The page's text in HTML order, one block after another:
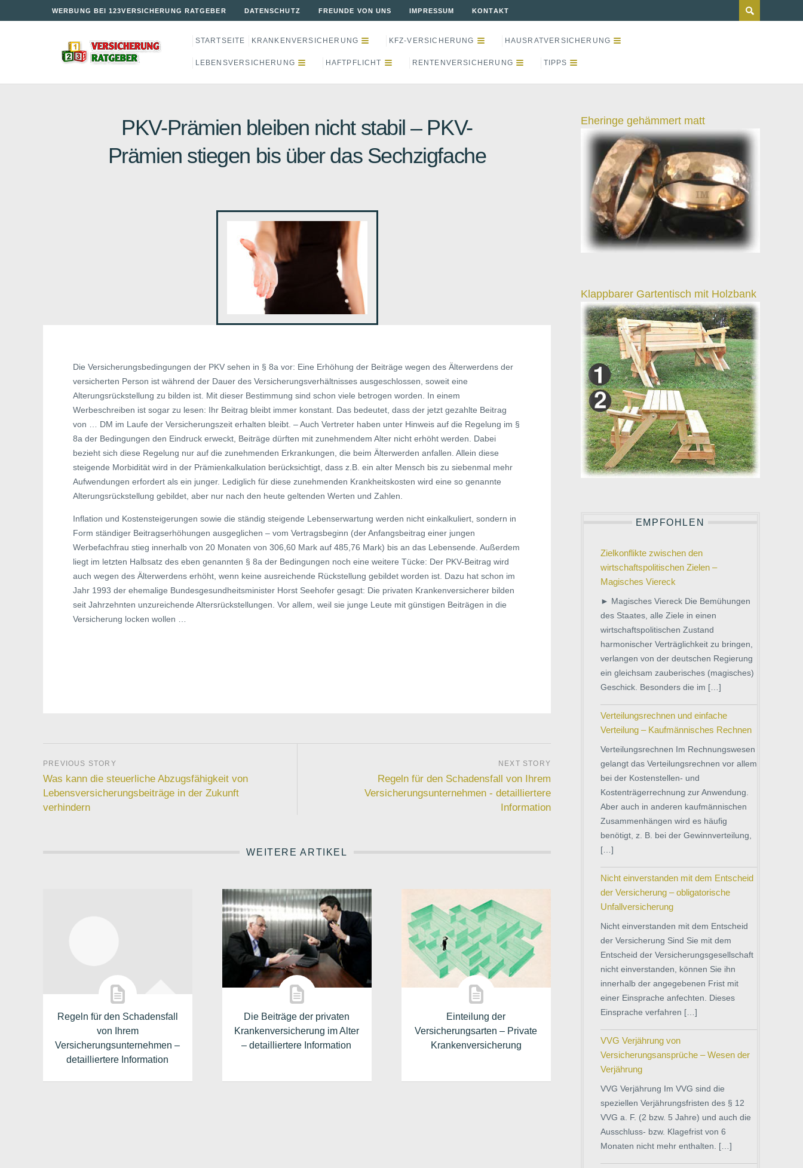
WERBUNG BEI 123VERSICHERUNG RATGEBER DATENSCHUTZ FREUNDE VON UNS IMPRESSUM KONTAKT
STARTSEITE KRANKENVERSICHERUNG KFZ-VERSICHERUNG HAUSRATVERSICHERUNG
LEBENSVERSICHERUNG HAFTPFLICHT RENTENVERSICHERUNG TIPPS
PKV-Prämien bleiben nicht stabil – PKV-
Prämien stiegen bis über das Sechzigfache
Die Versicherungsbedingungen der PKV sehen in § 8a vor: Eine Erhöhung der Beiträge wegen des Älterwerdens der
versicherten Person ist während der Dauer des Versicherungsverhältnisses ausgeschlossen, soweit eine
Alterungsrückstellung zu bilden ist. Mit dieser Bestimmung sind schon viele betrogen worden. In einem
Werbeschreiben ist sogar zu lesen: Ihr Beitrag bleibt immer konstant. Das bedeutet, dass der jetzt gezahlte Beitrag
von … DM im Laufe der Versicherungszeit erhalten bleibt. – Auch Vertreter haben unter Hinweis auf die Regelung im §
8a der Bedingungen den Eindruck erweckt, Beiträge dürften mit zunehmendem Alter nicht erhöht werden. Dabei
bezieht sich diese Regelung nur auf die zunehmenden Erkrankungen, die beim Älterwerden anfallen. Allein diese
steigende Morbidität wird in der Prämienkalkulation berücksichtigt, dass z.B. ein alter Mensch bis zu siebenmal mehr
Aufwendungen erfordert als ein junger. Lediglich für diese zunehmenden Krankheitskosten wird eine so genannte
Alterungsrückstellung gebildet, aber nur nach den heute geltenden Werten und Zahlen.
Inflation und Kostensteigerungen sowie die ständig steigende Lebenserwartung werden nicht einkalkuliert, sondern in
Form ständiger Beitragserhöhungen ausgeglichen – vom Vertragsbeginn (der Anfangsbeitrag einer jungen
Werbefachfrau stieg innerhalb von 20 Monaten von 306,60 Mark auf 485,76 Mark) bis an das Lebensende. Außerdem
liegt im letzten Halbsatz des eben genannten § 8a der Bedingungen noch eine weitere Tücke: Der PKV-Beitrag wird
auch wegen des Älterwerdens erhöht, wenn keine ausreichende Rückstellung gebildet worden ist. Dazu hat schon im
Jahr 1993 der ehemalige Bundesgesundheitsminister Horst Seehofer gesagt: Die privaten Krankenversicherer bilden
seit Jahrzehnten unzureichende Altersrückstellungen. Vor allem, weil sie junge Leute mit günstigen Beiträgen in die
Versicherung locken wollen …
Was kann die steuerliche Abzugsfähigkeit von
Lebensversicherungsbeiträge in der Zukunft
verhindern
Regeln für den Schadensfall von Ihrem
Versicherungsunternehmen - detailliertere
Information
WEITERE ARTIKEL
Regeln für den Schadensfall
von Ihrem
Versicherungsunternehmen –
detailliertere Information
Die Beiträge der privaten
Krankenversicherung im Alter
– detailliertere Information
Einteilung der
Versicherungsarten – Private
Krankenversicherung
Eheringe gehämmert matt
Klappbarer Gartentisch mit Holzbank
EMPFOHLEN
Zielkonflikte zwischen den
wirtschaftspolitischen Zielen –
Magisches Viereck
► Magisches Viereck Die Bemühungen
des Staates, alle Ziele in einen
wirtschaftspolitischen Zustand
harmonischer Verträglichkeit zu bringen,
verlangen von der deutschen Regierung
ein gleichsam zauberisches (magisches)
Geschick. Besonders die im […]
Verteilungsrechnen und einfache
Verteilung – Kaufmännisches Rechnen
Verteilungsrechnen Im Rechnungswesen
gelangt das Verteilungsrechnen vor allem
bei der Kostenstellen- und
Kostenträgerrechnung zur Anwendung.
Aber auch in anderen kaufmännischen
Zusammenhängen wird es häufig
benötigt, z. B. bei der Gewinnverteilung,
[…]
Nicht einverstanden mit dem Entscheid
der Versicherung – obligatorische
Unfallversicherung
Nicht einverstanden mit dem Entscheid
der Versicherung Sind Sie mit dem
Entscheid der Versicherungsgesellschaft
nicht einverstanden, können Sie ihn
innerhalb der angegebenen Frist mit
einer Einsprache anfechten. Dieses
Einsprache verfahren […]
VVG Verjährung von
Versicherungsansprüche – Wesen der
Verjährung
VVG Verjährung Im VVG sind die
speziellen Verjährungsfristen des § 12
VVG a. F. (2 bzw. 5 Jahre) und auch die
Ausschluss- bzw. Klagefrist von 6
Monaten nicht mehr enthalten. […]